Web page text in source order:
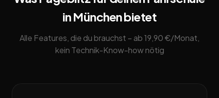
in München bietet
Alle Features, die du brauchst – ab 19,90 €/Monat,
kein Technik-Know-how nötig